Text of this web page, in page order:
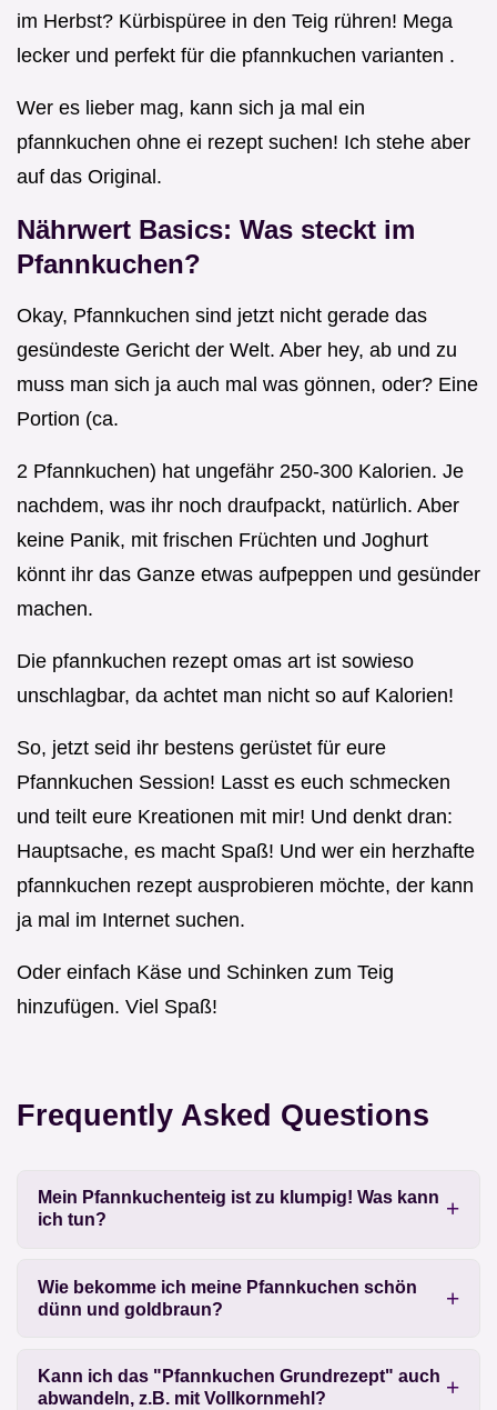
im Herbst? Kürbispüree in den Teig rühren! Mega
lecker und perfekt für die pfannkuchen varianten .
Wer es lieber mag, kann sich ja mal ein
pfannkuchen ohne ei rezept suchen! Ich stehe aber
auf das Original.
Nährwert Basics: Was steckt im
Pfannkuchen?
Okay, Pfannkuchen sind jetzt nicht gerade das
gesündeste Gericht der Welt. Aber hey, ab und zu
muss man sich ja auch mal was gönnen, oder? Eine
Portion (ca.
2 Pfannkuchen) hat ungefähr 250-300 Kalorien. Je
nachdem, was ihr noch draufpackt, natürlich. Aber
keine Panik, mit frischen Früchten und Joghurt
könnt ihr das Ganze etwas aufpeppen und gesünder
machen.
Die pfannkuchen rezept omas art ist sowieso
unschlagbar, da achtet man nicht so auf Kalorien!
So, jetzt seid ihr bestens gerüstet für eure
Pfannkuchen Session! Lasst es euch schmecken
und teilt eure Kreationen mit mir! Und denkt dran:
Hauptsache, es macht Spaß! Und wer ein herzhafte
pfannkuchen rezept ausprobieren möchte, der kann
ja mal im Internet suchen.
Oder einfach Käse und Schinken zum Teig
hinzufügen. Viel Spaß!
Frequently Asked Questions
Mein Pfannkuchenteig ist zu klumpig! Was kann
ich tun?
Wie bekomme ich meine Pfannkuchen schön
dünn und goldbraun?
Kann ich das "Pfannkuchen Grundrezept" auch
abwandeln, z.B. mit Vollkornmehl?